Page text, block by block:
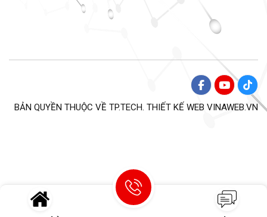
BẢN QUYỀN THUỘC VỀ TP.TECH. THIẾT KẾ WEB VINAWEB.VN